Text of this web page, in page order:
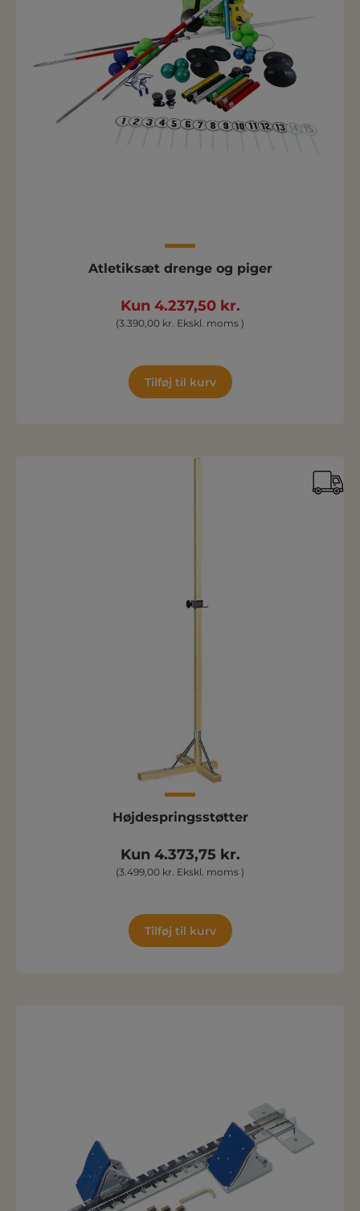
Atletiksæt drenge og piger
Kun 4.237,50 kr.
(3.390,00 kr. Ekskl. moms )
Tilføj til kurv
Højdespringsstøtter
Kun 4.373,75 kr.
(3.499,00 kr. Ekskl. moms )
Tilføj til kurv